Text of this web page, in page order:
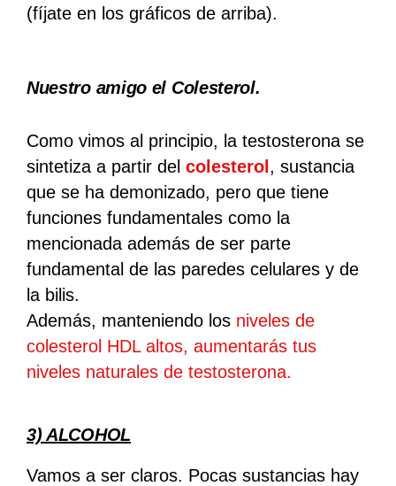
(fíjate en los gráficos de arriba).
Nuestro amigo el Colesterol.
Como vimos al principio, la testosterona se
sintetiza a partir del colesterol , sustancia
que se ha demonizado, pero que tiene
funciones fundamentales como la
mencionada además de ser parte
fundamental de las paredes celulares y de
la bilis.
Además, manteniendo los niveles de
colesterol HDL altos, aumentarás tus
niveles naturales de testosterona.
3) ALCOHOL
Vamos a ser claros. Pocas sustancias hay